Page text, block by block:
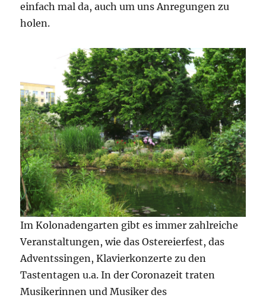
einfach mal da, auch um uns Anregungen zu
holen.
Im Kolonadengarten gibt es immer zahlreiche
Veranstaltungen, wie das Ostereierfest, das
Adventssingen, Klavierkonzerte zu den
Tastentagen u.a. In der Coronazeit traten
Musikerinnen und Musiker des